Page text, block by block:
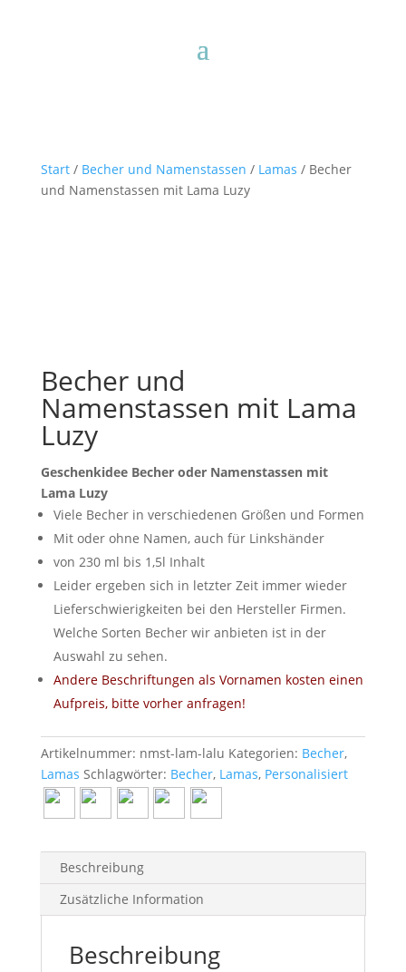
Start/ Becher und Namenstassen / Lamas / Becher
und Namenstassen mit Lama Luzy
Becher und
Namenstassen mit Lama
Luzy
Geschenkidee Becher oder Namenstassen mit
Lama Luzy
Viele Becher in verschiedenen Größen und Formen
Mit oder ohne Namen, auch für Linkshänder
von 230 ml bis 1,5l Inhalt
Leider ergeben sich in letzter Zeit immer wieder
Lieferschwierigkeiten bei den Hersteller Firmen.
Welche Sorten Becher wir anbieten ist in der
Auswahl zu sehen.
Andere Beschriftungen als Vornamen kosten einen
Aufpreis, bitte vorher anfragen!
Artikelnummer: nmst-lam-lalu Kategorien: Becher,
Lamas Schlagwörter: Becher, Lamas, Personalisiert
Beschreibung
Zusätzliche Information
Beschreibung